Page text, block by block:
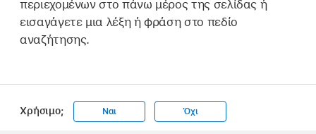
περιεχομένων στο πάνω μέρος της σελίδας ή
εισαγάγετε μια λέξη ή φράση στο πεδίο
αναζήτησης.
Χρήσιμο; Ναι Όχι